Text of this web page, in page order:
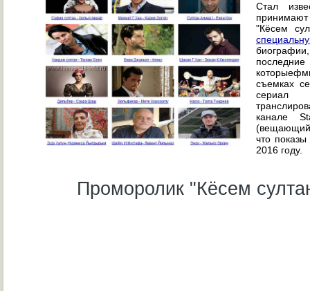
Стал
"Кёсем
съемках
сериал
канале
(вещающий
что показы
2016 году.
Проморолик "Кёсем